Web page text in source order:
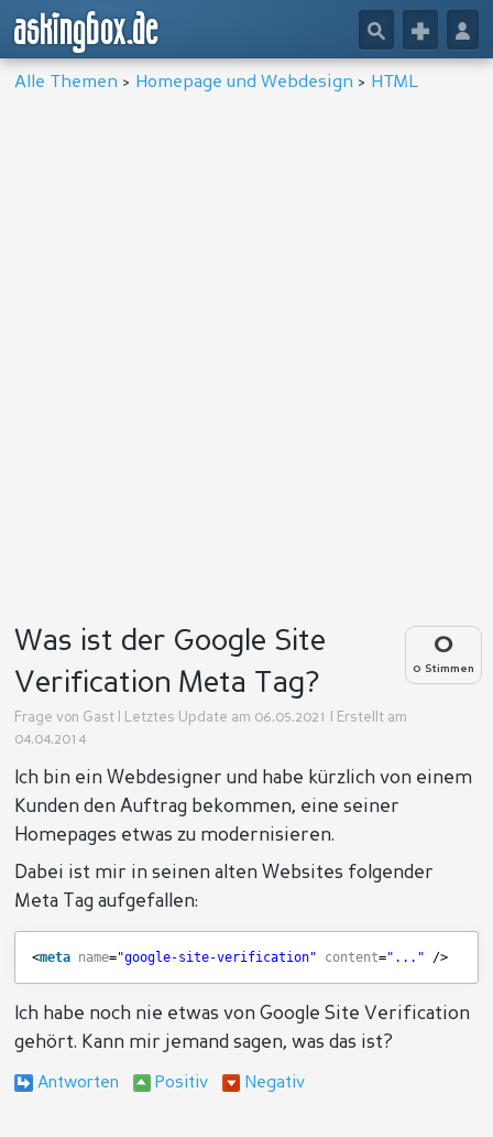
askingbox.de 👤
+
🔎
Alle Themen > Homepage und Webdesign > HTML
0
0 Stimmen
Was ist der Google Site
Verification Meta Tag?
Frage von Gast | Letztes Update am 06.05.2021 | Erstellt am
04.04.2014
Ich bin ein Webdesigner und habe kürzlich von einem
Kunden den Auftrag bekommen, eine seiner
Homepages etwas zu modernisieren.
Dabei ist mir in seinen alten Websites folgender
Meta Tag aufgefallen:
<meta name="google-site-verification" content="..." />
Ich habe noch nie etwas von Google Site Verification
gehört. Kann mir jemand sagen, was das ist?